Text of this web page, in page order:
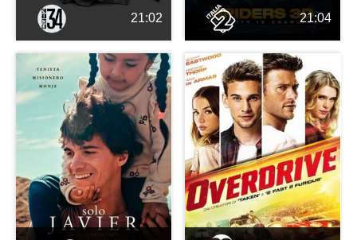
21:02 21:04